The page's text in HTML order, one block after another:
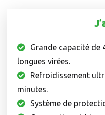
Grande capacité de
longues virées.
Refroidissement
minutes.
Système de